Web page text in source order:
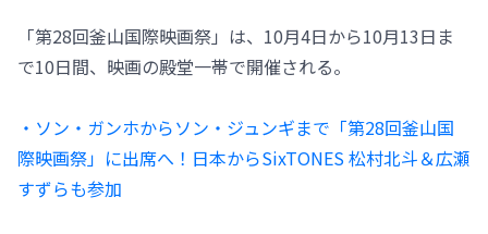
「第28回釜山国際映画祭」は、10月4日から10月13日ま
で10日間、映画の殿堂一帯で開催される。
・ソン・ガンホからソン・ジュンギまで「第28回釜山国
際映画祭」に出席へ！日本からSixTONES 松村北斗＆広瀬
すずらも参加